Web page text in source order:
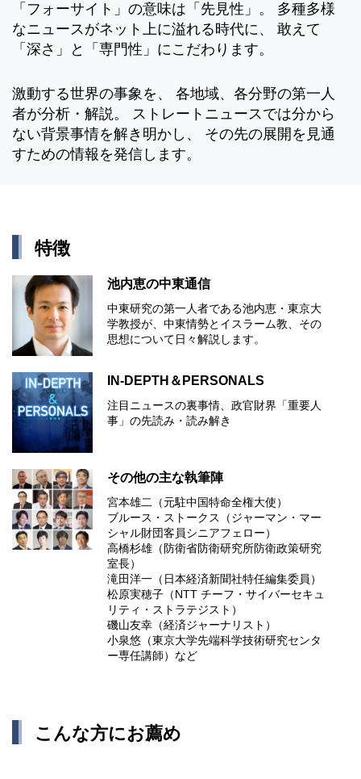
「フォーサイト」の意味は「先見性」。 多種多様
なニュースがネット上に溢れる時代に、 敢えて
「深さ」と「専門性」にこだわります。
激動する世界の事象を、 各地域、各分野の第一人
者が分析・解説。 ストレートニュースでは分から
ない背景事情を解き明かし、 その先の展開を見通
すための情報を発信します。
特徴
池内恵の中東通信
中東研究の第⼀⼈者である池内恵・東京⼤
学教授が、中東情勢とイスラーム教、その
思想について⽇々解説します。
IN-DEPTH＆PERSONALS
注目ニュースの裏事情、政官財界「重要人
事」の先読み・読み解き
その他の主な執筆陣
宮本雄二（元駐中国特命全権大使）
ブルース・ストークス（ジャーマン・マー
シャル財団客員シニアフェロー）
高橋杉雄（防衛省防衛研究所防衛政策研究
室長）
滝田洋一（日本経済新聞社特任編集委員）
松原実穂子（NTT チーフ・サイバーセキュ
リティ・ストラテジスト）
磯山友幸（経済ジャーナリスト）
小泉悠（東京大学先端科学技術研究センタ
ー専任講師）など
こんな方にお薦め